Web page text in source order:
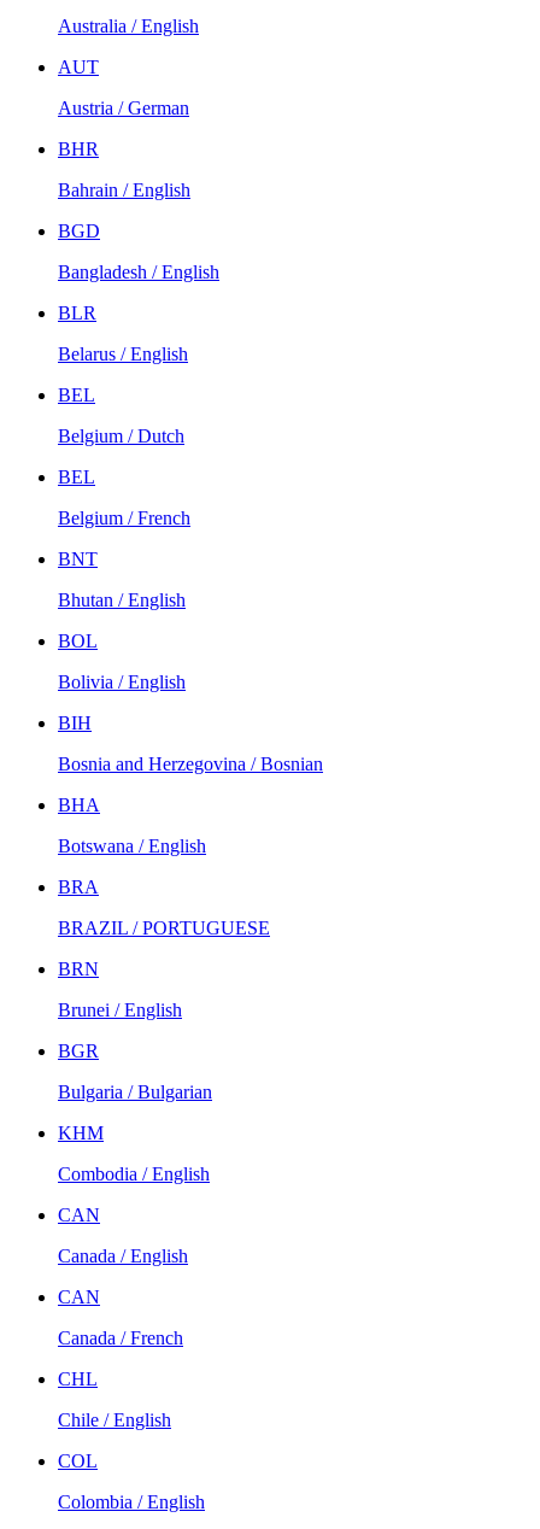
Australia / English
AUT
Austria / German
BHR
Bahrain / English
BGD
Bangladesh / English
BLR
Belarus / English
BEL
Belgium / Dutch
BEL
Belgium / French
BNT
Bhutan / English
BOL
Bolivia / English
BIH
Bosnia and Herzegovina / Bosnian
BHA
Botswana / English
BRA
BRAZIL / PORTUGUESE
BRN
Brunei / English
BGR
Bulgaria / Bulgarian
KHM
Combodia / English
CAN
Canada / English
CAN
Canada / French
CHL
Chile / English
COL
Colombia / English